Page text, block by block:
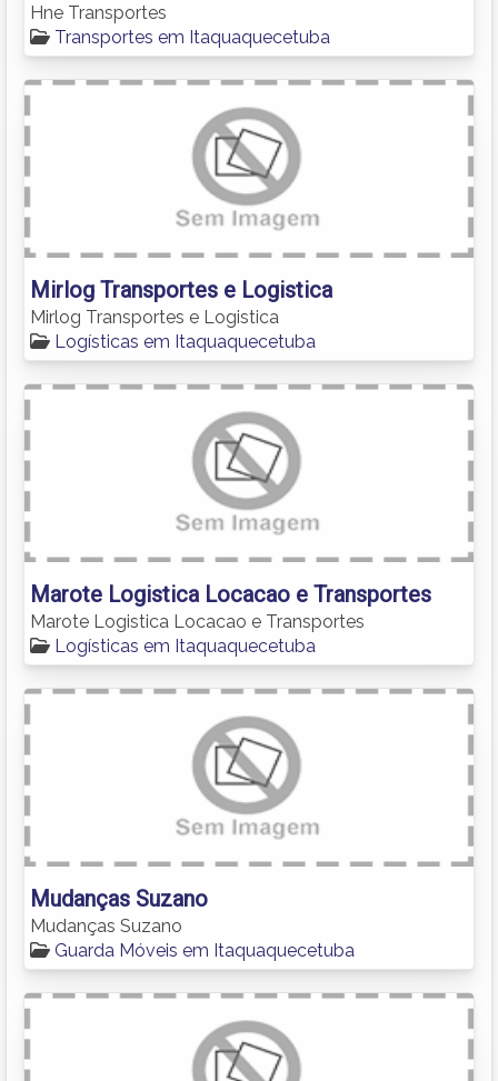
Hne Transportes
Transportes em Itaquaquecetuba
Mirlog Transportes e Logistica
Mirlog Transportes e Logistica
Logísticas em Itaquaquecetuba
Marote Logistica Locacao e Transportes
Marote Logistica Locacao e Transportes
Logísticas em Itaquaquecetuba
Mudanças Suzano
Mudanças Suzano
Guarda Móveis em Itaquaquecetuba